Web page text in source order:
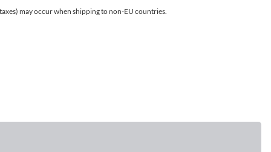
may occur when shipping to non-EU countries.